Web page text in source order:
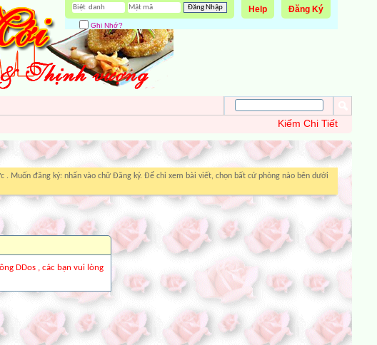
Đăng Ký
Help
Ghi Nhớ?
Kiếm Chi Tiết
. Muốn đăng ký: nhấn vào chữ Đăng ký. Để chỉ xem bài viết, chọn bất cứ phòng nào bên dưới
DDos , các bạn vui lòng